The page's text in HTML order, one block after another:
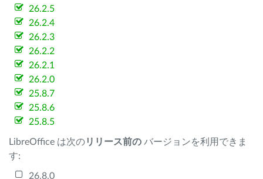
26.2.5
26.2.4
26.2.3
26.2.2
26.2.1
26.2.0
25.8.7
25.8.6
25.8.5
LibreOffice は次のリリース前の バージョンを利用できま
す:
26.8.0